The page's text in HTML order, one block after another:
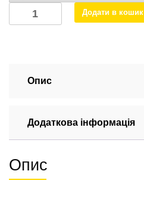
Замок
дверцят
Mercedes
1996
A6017200435
Додати в кошик
Опис
Додаткова інформація
Опис